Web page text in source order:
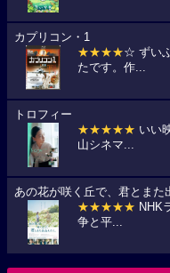
カプリコン・1
★★★★☆ ずい
たです。作...
トロフィー
★★★★★ いい
山シネマ...
あの花が咲く丘で、君とまた
★★★★★ NHK
争と平...